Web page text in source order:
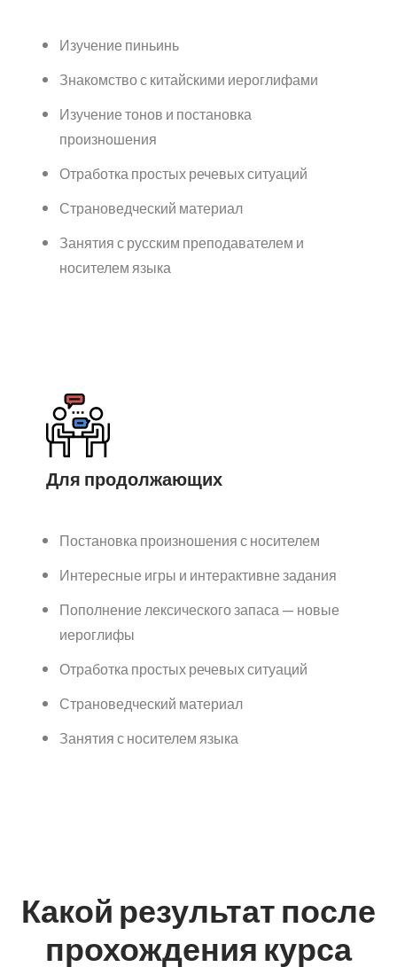
Изучение пиньинь
Знакомство с китайскими иероглифами
Изучение тонов и постановка
произношения
Отработка простых речевых ситуаций
Страноведческий материал
Занятия с русским преподавателем и
носителем языка
Для продолжающих
Постановка произношения с носителем
Интересные игры и интерактивне задания
Пополнение лексического запаса — новые
иероглифы
Отработка простых речевых ситуаций
Страноведческий материал
Занятия с носителем языка
Какой результат после
прохождения курса